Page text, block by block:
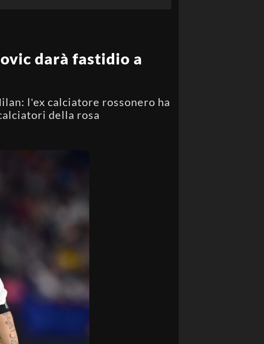
darà fastidio a
l'ex calciatore rossonero ha
della rosa